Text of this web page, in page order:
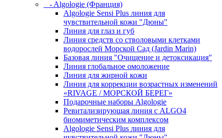
- Algologie (Франция)
Algologie Sensi Plus линия для
чувcтвительной кожи "Дюны"
Линия для глаз и губ
Линия средств со стволовыми клетками
водорослей Морской Сад (Jardin Marin)
Базовая линия "Очищение и детоксикация"
Линия глобальное омоложение
Линия для жирной кожи
Линия для коррекции возрастных изменений
«RIVAGE / МОРСКОЙ БЕРЕГ»
Подарочные наборы Algologie
Ревитализирующая линия с ALGO4
биомиметическим комплексом
Algologie Sensi Plus линия для